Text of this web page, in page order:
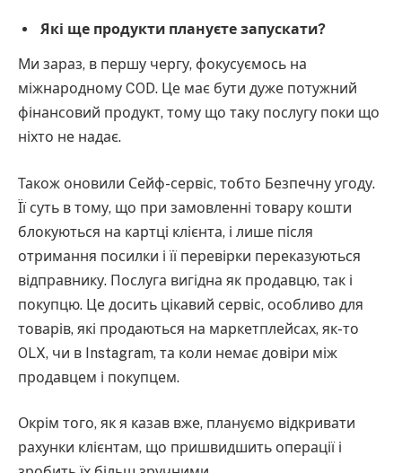
Які ще продукти плануєте запускати?
Ми зараз, в першу чергу, фокусуємось на
міжнародному COD. Це має бути дуже потужний
фінансовий продукт, тому що таку послугу поки що
ніхто не надає.
Також оновили Сейф-сервіс, тобто Безпечну угоду.
Її суть в тому, що при замовленні товару кошти
блокуються на картці клієнта, і лише після
отримання посилки і її перевірки переказуються
відправнику. Послуга вигідна як продавцю, так і
покупцю. Це досить цікавий сервіс, особливо для
товарів, які продаються на маркетплейсах, як-то
OLX, чи в Instagram, та коли немає довіри між
продавцем і покупцем.
Окрім того, як я казав вже, плануємо відкривати
рахунки клієнтам, що пришвидшить операції і